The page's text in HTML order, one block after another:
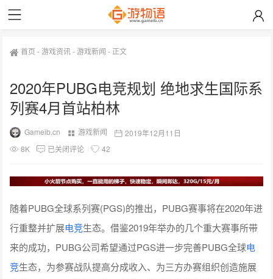
首页 -游戏资讯-游戏新闻 - 正文
2020年PUBG电竞规划 绝地求生国际系
列赛4月首站柏林
Gameib.cn 游戏新闻
2019年12月11日
8K
已关闭评论 42
随着PUBG全球系列赛(PGS)的推出，PUBG赛事将在2020年进
行重整并扩展电竞生态。借鉴2019年举办的几个重大赛事所带
来的成功，PUBG公司希望通过PGS进一步完善PUBG全球电
竞生态，为参赛战队提高分成收入、为三方办赛组织创造施展